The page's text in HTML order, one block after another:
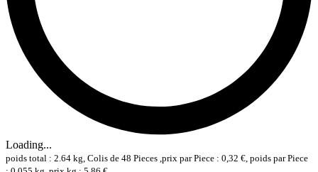
Loading...
poids total : 2.64 kg, Colis de 48 Pieces ,prix par Piece : 0,32 €, poids par Piece